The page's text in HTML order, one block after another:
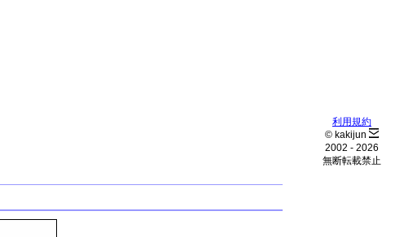
利用規約
© kakijun
2002 - 2026
無断転載禁止